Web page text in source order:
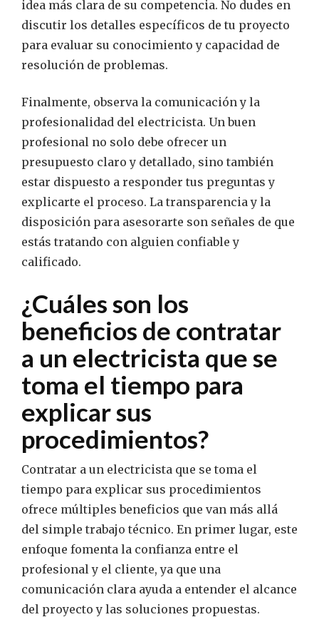
idea más clara de su competencia. No dudes en
discutir los detalles específicos de tu proyecto
para evaluar su conocimiento y capacidad de
resolución de problemas.
Finalmente, observa la comunicación y la
profesionalidad del electricista. Un buen
profesional no solo debe ofrecer un
presupuesto claro y detallado, sino también
estar dispuesto a responder tus preguntas y
explicarte el proceso. La transparencia y la
disposición para asesorarte son señales de que
estás tratando con alguien confiable y
calificado.
¿Cuáles son los
beneficios de contratar
a un electricista que se
toma el tiempo para
explicar sus
procedimientos?
Contratar a un electricista que se toma el
tiempo para explicar sus procedimientos
ofrece múltiples beneficios que van más allá
del simple trabajo técnico. En primer lugar, este
enfoque fomenta la confianza entre el
profesional y el cliente, ya que una
comunicación clara ayuda a entender el alcance
del proyecto y las soluciones propuestas.